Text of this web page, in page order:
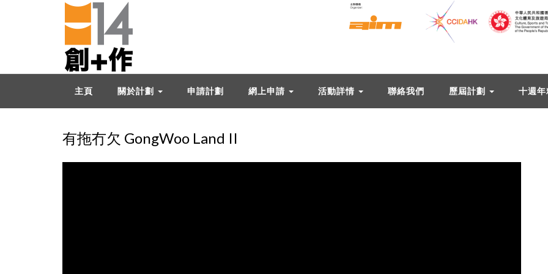
主頁 關於計劃 申請計劃 網上申請 活動詳情 聯絡我們 歷屆計劃 十週
有拖冇欠 GongWoo Land II